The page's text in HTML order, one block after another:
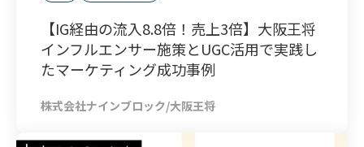
【IG経由の流入8.8倍！売上3倍】大阪王将
インフルエンサー施策とUGC活用で実践し
たマーケティング成功事例
株式会社ナインブロック/大阪王将